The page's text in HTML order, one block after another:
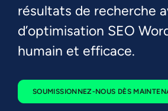
résultats de recherche
d’optimisation SEO
humain et efficace.
SOUMISSIONNEZ-NOUS DÈS